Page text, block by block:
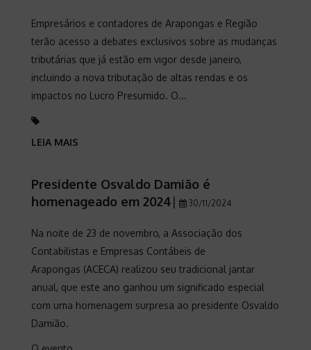
Empresários e contadores de Arapongas e Região
terão acesso a debates exclusivos sobre as mudanças
tributárias que já estão em vigor desde janeiro,
incluindo a nova tributação de altas rendas e os
impactos no Lucro Presumido. O...
LEIA MAIS
Presidente Osvaldo Damião é
homenageado em 2024| 30/11/2024
Na noite de 23 de novembro, a Associação dos
Contabilistas e Empresas Contábeis de
Arapongas (ACECA) realizou seu tradicional jantar
anual, que este ano ganhou um significado especial
com uma homenagem surpresa ao presidente Osvaldo
Damião.